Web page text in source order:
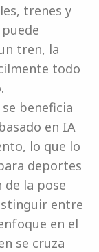
trenes y
tren, la
todo
beneficia
en IA
lo que lo
deportes
de la pose
entre
en el
se cruza